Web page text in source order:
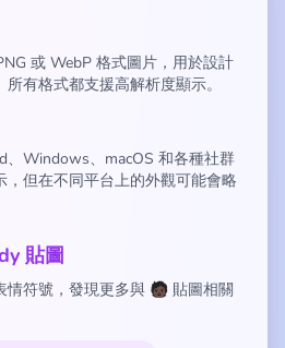
或 WebP 格式圖片，用於設計
有格式都支援高解析度顯示。
、Windows、macOS 和各種社群
但在不同平台上的外觀可能會略
貼圖
符號，發現更多與 🧑🏿 貼圖相關